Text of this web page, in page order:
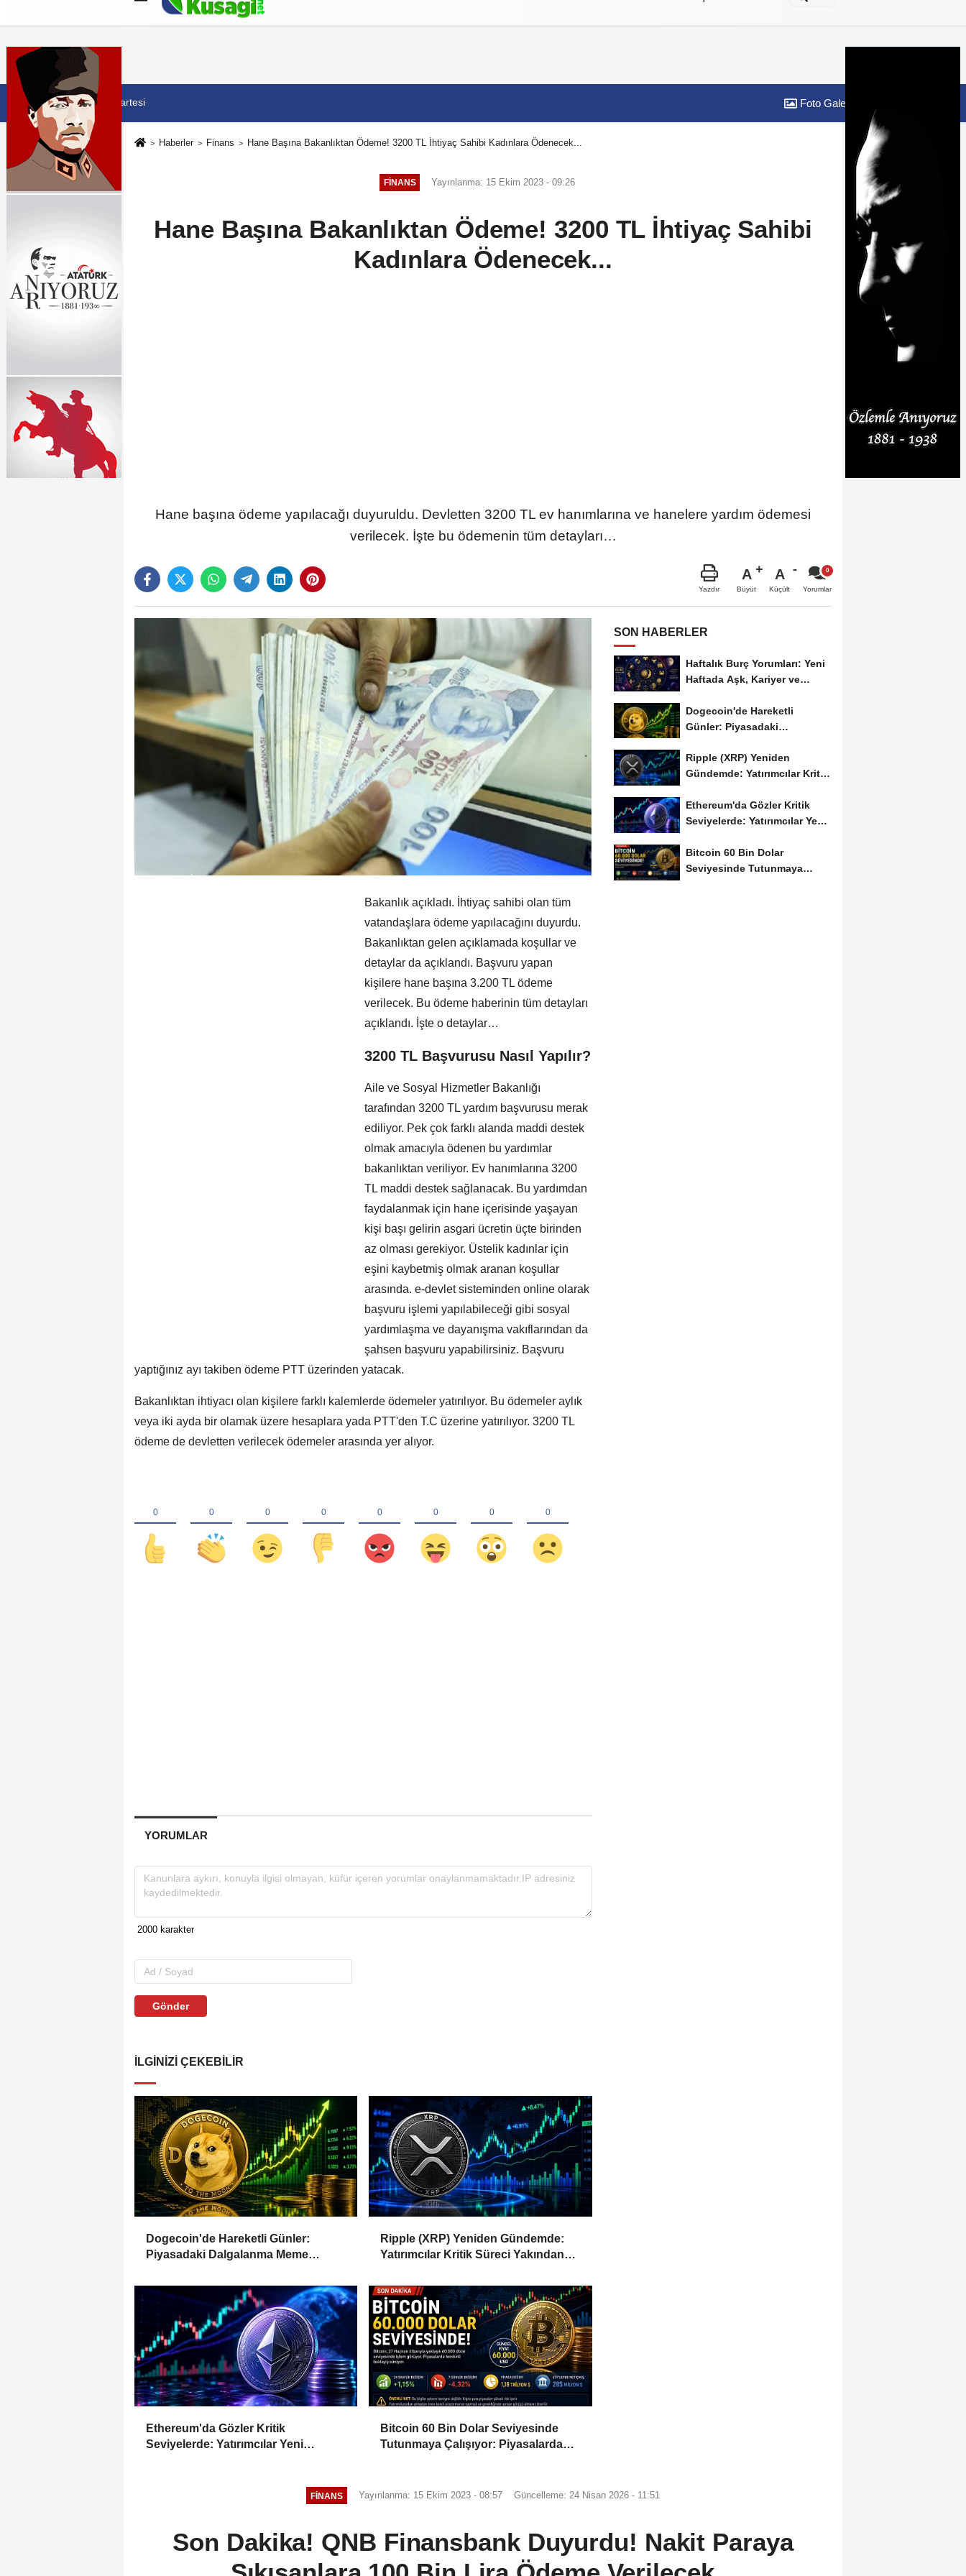
Künye İletişim Çerez Politikası
8 Ağustos 2026, Cumartesi Foto Galeri
Haberler Finans Hane Başına Bakanlıktan Ödeme! 3200 TL İhtiyaç Sahibi Kadınlara Ödenecek...
FINANS Yayınlanma: 15 Ekim 2023 - 09:26
Hane Başına Bakanlıktan Ödeme! 3200 TL İhtiyaç Sahibi
Kadınlara Ödenecek...
Hane başına ödeme yapılacağı duyuruldu. Devletten 3200 TL ev hanımlarına ve hanelere yardım ödemesi
verilecek. İşte bu ödemenin tüm detayları…
Yazdır
A
Büyüt
A
Küçült Yorumlar
Bakanlık açıkladı. İhtiyaç sahibi olan tüm
vatandaşlara ödeme yapılacağını duyurdu.
Bakanlıktan gelen açıklamada koşullar ve
detaylar da açıklandı. Başvuru yapan
kişilere hane başına 3.200 TL ödeme
verilecek. Bu ödeme haberinin tüm detayları
açıklandı. İşte o detaylar…
3200 TL Başvurusu Nasıl Yapılır?
Aile ve Sosyal Hizmetler Bakanlığı
tarafından 3200 TL yardım başvurusu merak
ediliyor. Pek çok farklı alanda maddi destek
olmak amacıyla ödenen bu yardımlar
bakanlıktan veriliyor. Ev hanımlarına 3200
TL maddi destek sağlanacak. Bu yardımdan
faydalanmak için hane içerisinde yaşayan
kişi başı gelirin asgari ücretin üçte birinden
az olması gerekiyor. Üstelik kadınlar için
eşini kaybetmiş olmak aranan koşullar
arasında. e-devlet sisteminden online olarak
başvuru işlemi yapılabileceği gibi sosyal
yardımlaşma ve dayanışma vakıflarından da
şahsen başvuru yapabilirsiniz. Başvuru
yaptığınız ayı takiben ödeme PTT üzerinden yatacak.
Bakanlıktan ihtiyacı olan kişilere farklı kalemlerde ödemeler yatırılıyor. Bu ödemeler aylık
veya iki ayda bir olamak üzere hesaplara yada PTT'den T.C üzerine yatırılıyor. 3200 TL
ödeme de devletten verilecek ödemeler arasında yer alıyor.
YORUMLAR
Gönder
İLGINIZI ÇEKEBILIR
Dogecoin'de Hareketli Günler:
Piyasadaki Dalgalanma Meme
Ripple (XRP) Yeniden Gündemde:
Yatırımcılar Kritik Süreci Yakından
Ethereum'da Gözler Kritik
Seviyelerde: Yatırımcılar Yeni
Bitcoin 60 Bin Dolar Seviyesinde
Tutunmaya Çalışıyor: Piyasalarda
SON HABERLER
Haftalık Burç Yorumları: Yeni
Haftada Aşk, Kariyer ve
Dogecoin'de Hareketli
Günler: Piyasadaki
de...
Ripple (XRP) Yeniden
Gündemde: Yatırımcılar Kritik
Ethereum'da Gözler Kritik
Seviyelerde: Yatırımcılar Yeni
Bitcoin 60 Bin Dolar
Seviyesinde Tutunmaya
FINANS Yayınlanma: 15 Ekim 2023 - 08:57 Güncelleme: 24 Nisan 2026 - 11:51
Son Dakika! QNB Finansbank Duyurdu! Nakit Paraya